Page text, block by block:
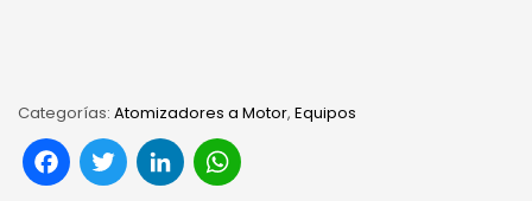
Categorías: Atomizadores a Motor, Equipos
Facebook
TwitterLinkedIn